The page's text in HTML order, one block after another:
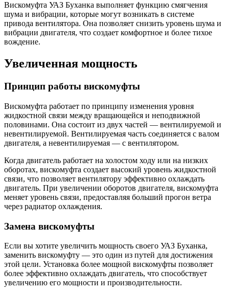
Вискомуфта УАЗ Буханка выполняет функцию смягчения
шума и вибрации, которые могут возникать в системе
привода вентилятора. Она позволяет снизить уровень шума и
вибрации двигателя, что создает комфортное и более тихое
вождение.
Увеличенная мощность
Принцип работы вискомуфты
Вискомуфта работает по принципу изменения уровня
жидкостной связи между вращающейся и неподвижной
половинами. Она состоит из двух частей — вентилируемой и
невентилируемой. Вентилируемая часть соединяется с валом
двигателя, а невентилируемая — с вентилятором.
Когда двигатель работает на холостом ходу или на низких
оборотах, вискомуфта создает высокий уровень жидкостной
связи, что позволяет вентилятору эффективно охлаждать
двигатель. При увеличении оборотов двигателя, вискомуфта
меняет уровень связи, предоставляя больший прогон ветра
через радиатор охлаждения.
Замена вискомуфты
Если вы хотите увеличить мощность своего УАЗ Буханка,
заменить вискомуфту — это один из путей для достижения
этой цели. Установка более мощной вискомуфты позволяет
более эффективно охлаждать двигатель, что способствует
увеличению его мощности и производительности.